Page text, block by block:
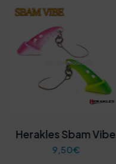
Herakles Sbam Vibe
9,50€